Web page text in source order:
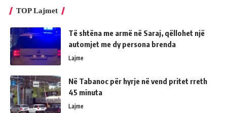
TOP Lajmet
Të shtëna me armë në Saraj, qëllohet një
automjet me dy persona brenda
Lajme
Në Tabanoc për hyrje në vend pritet rreth
45 minuta
Lajme